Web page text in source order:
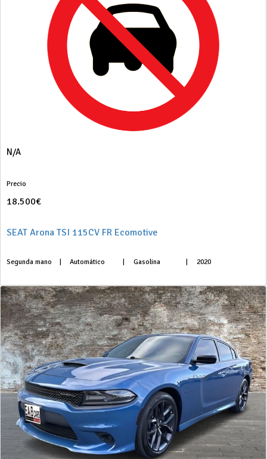
N/A
Precio
18.500€
SEAT Arona TSI 115CV FR Ecomotive
Segunda mano Automático Gasolina 2020